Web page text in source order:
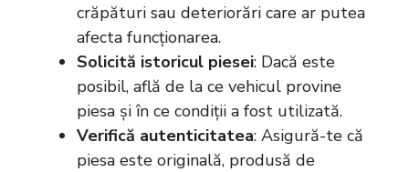
crăpături sau deteriorări care ar putea
afecta funcționarea.
Solicită istoricul piesei: Dacă este
posibil, află de la ce vehicul provine
piesa și în ce condiții a fost utilizată.
Verifică autenticitatea: Asigură-te că
piesa este originală, produsă de